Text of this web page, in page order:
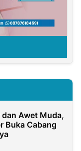
Awet Muda,
Buka Cabang